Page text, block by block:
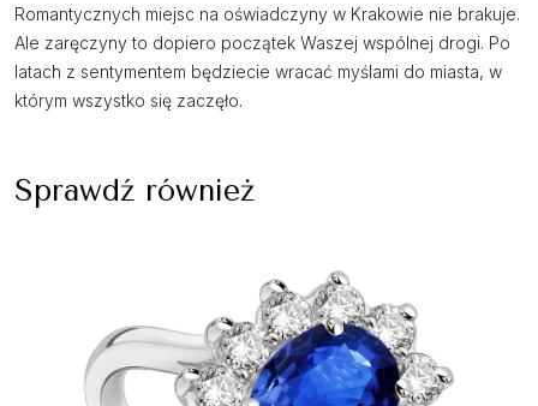
Romantycznych miejsc na oświadczyny w Krakowie nie brakuje.
Ale zaręczyny to dopiero początek Waszej wspólnej drogi. Po
latach z sentymentem będziecie wracać myślami do miasta, w
którym wszystko się zaczęło.
Sprawdź również